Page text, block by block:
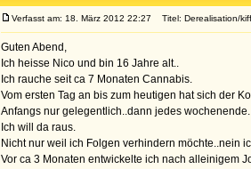
Verfasst am: 18. März 2012 22:27 Titel: Derealisation/
Guten Abend,
Ich heisse Nico und bin 16 Jahre alt..
Ich rauche seit ca 7 Monaten Cannabis.
Vom ersten Tag an bis zum heutigen hat sich der
Anfangs nur gelegentlich..dann jedes
Ich will da raus.
Nicht nur weil ich Folgen verhindern möchte..nein
Vor ca 3 Monaten entwickelte ich nach alleinigem